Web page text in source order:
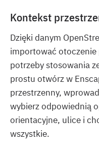
Kontekst
Dzięki danym
importować
potrzeby stosowania
prostu otwórz w
przestrzenny,
wybierz odpowiednią
orientacyjne, ulice i
wszystkie.